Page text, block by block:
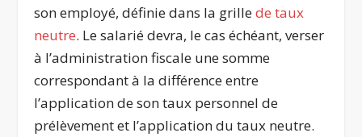
son employé, définie dans la grillede taux
neutre. Le salarié devra, le cas échéant, verser
à l’administration fiscale une somme
correspondant à la différence entre
l’application de son taux personnel de
prélèvement et l’application du taux neutre.